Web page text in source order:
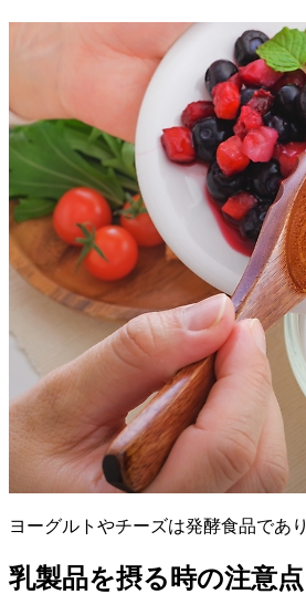
ヨーグルトやチーズは発酵食品であ
乳製品を摂る時の注意点